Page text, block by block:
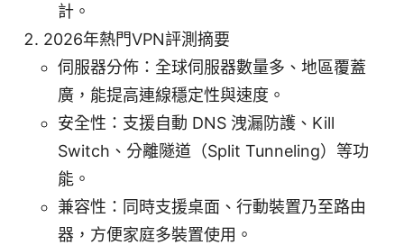
計。
2026年熱門VPN評測摘要
伺服器分佈：全球伺服器數量多、地區覆蓋
廣，能提高連線穩定性與速度。
安全性：支援自動 DNS 洩漏防護、Kill
Switch、分離隧道（Split Tunneling）等功
能。
兼容性：同時支援桌面、行動裝置乃至路由
器，方便家庭多裝置使用。